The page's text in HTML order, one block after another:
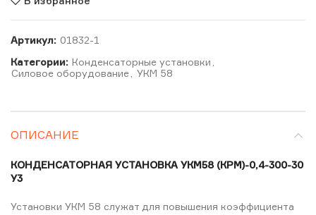
Артикул: 01832-1
Категории: Конденсаторные установки
Силовое оборудование
УКМ 58
ОПИСАНИЕ
КОНДЕНСАТОРНАЯ УСТАНОВКА УКМ58 (КРМ)-0,4-300-30
У3
Установки УКМ 58 служат для повышения коэффициента